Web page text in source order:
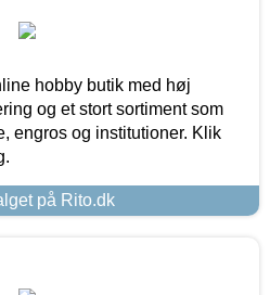
hobby butik med høj
og et stort sortiment som
engros og institutioner. Klik
på Rito.dk